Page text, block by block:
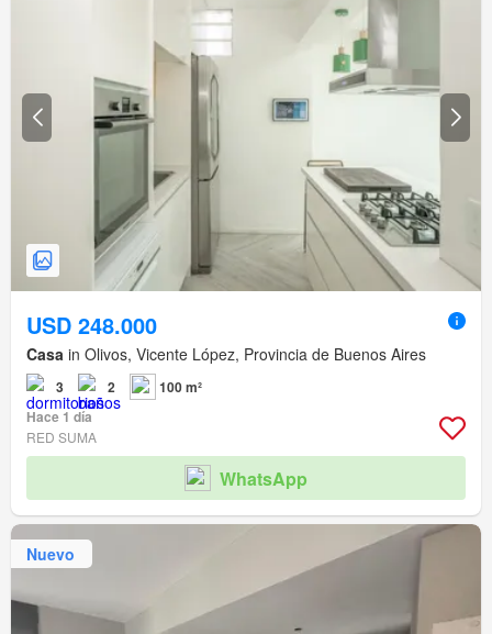
USD 248.000
Casa in Olivos, Vicente López, Provincia de Buenos Aires
3 2
100 m²
Hace 1 día
RED SUMA
WhatsApp
Nuevo